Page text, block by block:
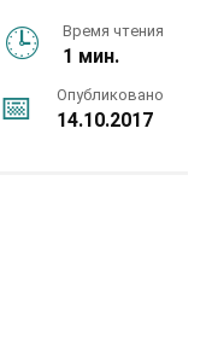
Время чтения
1 мин.
Опубликовано
14.10.2017